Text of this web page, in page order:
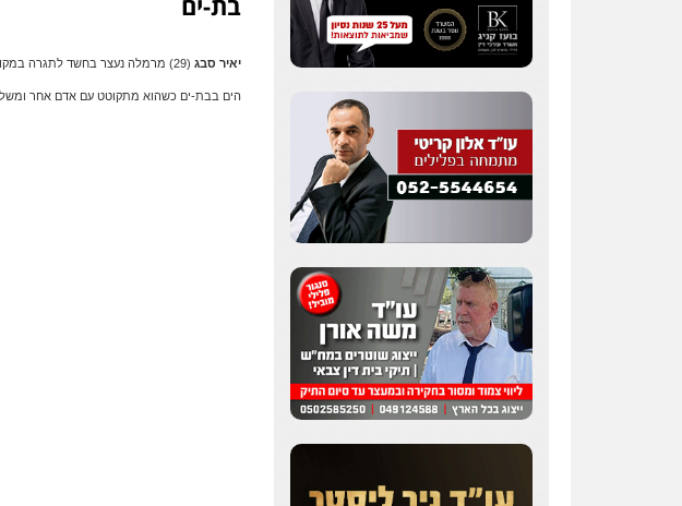
יאיר סבג (29) מרמלה נעצר בחשד לתגרה
הים בבת-ים כשהוא מתקוטט עם אדם אחר ומשליך